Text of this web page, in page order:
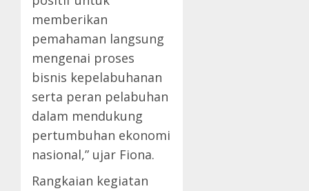
memberikan
pemahaman langsung
mengenai proses
bisnis kepelabuhanan
serta peran pelabuhan
dalam mendukung
pertumbuhan ekonomi
nasional,” ujar Fiona.
Rangkaian kegiatan